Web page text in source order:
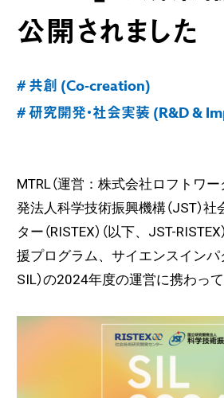
公開されました
# 共創 (Co-creation)
# 研究開発・社会実装 (R&D &
MTRL（運営：株式会社ロフトワ
発法人科学技術振興機構（JST）
ター（RISTEX）（以下、JST-
援プログラム、サイエンスインパ
SIL）の2024年度の運営に携わって